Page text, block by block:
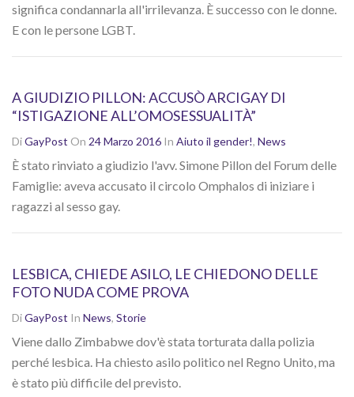
significa condannarla all'irrilevanza. È successo con le donne.
E con le persone LGBT.
A GIUDIZIO PILLON: ACCUSÒ ARCIGAY DI
“ISTIGAZIONE ALL’OMOSESSUALITÀ”
DiGayPost On 24 Marzo 2016 In Aiuto il gender!, News
È stato rinviato a giudizio l'avv. Simone Pillon del Forum delle
Famiglie: aveva accusato il circolo Omphalos di iniziare i
ragazzi al sesso gay.
LESBICA, CHIEDE ASILO, LE CHIEDONO DELLE
FOTO NUDA COME PROVA
DiGayPost In News, Storie
Viene dallo Zimbabwe dov'è stata torturata dalla polizia
perché lesbica. Ha chiesto asilo politico nel Regno Unito, ma
è stato più difficile del previsto.